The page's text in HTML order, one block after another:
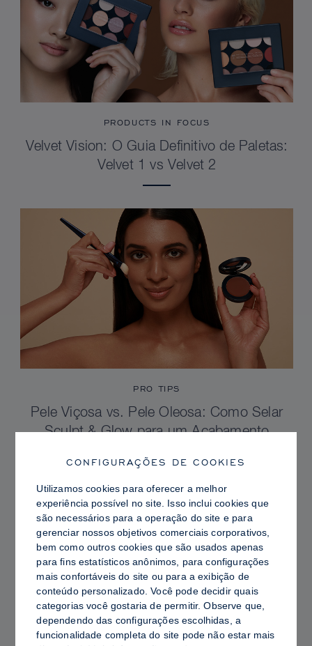
PRODUCTS IN FOCUS
Velvet Vision: O Guia Definitivo de Paletas:
Velvet 1 vs Velvet 2
PRO TIPS
Pele Viçosa vs. Pele Oleosa: Como Selar
Sculpt & Glow para um Acabamento
CONFIGURAÇÕES DE COOKIES
Utilizamos cookies para oferecer a melhor
experiência possível no site. Isso inclui cookies que
são necessários para a operação do site e para
gerenciar nossos objetivos comerciais corporativos,
bem como outros cookies que são usados ​​apenas
para fins estatísticos anônimos, para configurações
mais confortáveis ​​do site ou para a exibição de
conteúdo personalizado. Você pode decidir quais
categorias você gostaria de permitir. Observe que,
dependendo das configurações escolhidas, a
funcionalidade completa do site pode não estar mais